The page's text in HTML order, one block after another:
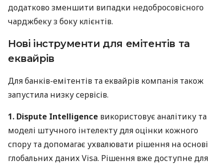
додатково зменшити випадки недобросовісного
чарджбеку з боку клієнтів.
Нові інструменти для емітентів та
еквайрів
Для банків-емітентів та еквайрів компанія також
запустила низку сервісів.
1. Dispute Intelligence використовує аналітику та
моделі штучного інтелекту для оцінки кожного
спору та допомагає ухвалювати рішення на основі
глобальних даних Visa. Рішення вже доступне для